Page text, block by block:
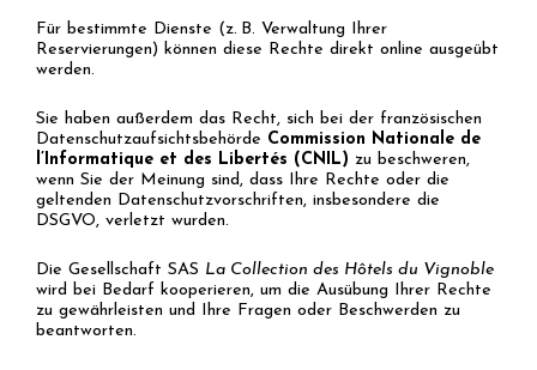
Für bestimmte Dienste (z. B. Verwaltung Ihrer
Reservierungen) können diese Rechte direkt online ausgeübt
werden.
Sie haben außerdem das Recht, sich bei der französischen
Datenschutzaufsichtsbehörde Commission Nationale de
l’Informatique et des Libertés (CNIL) zu beschweren,
wenn Sie der Meinung sind, dass Ihre Rechte oder die
geltenden Datenschutzvorschriften, insbesondere die
DSGVO, verletzt wurden.
Die Gesellschaft SAS La Collection des Hôtels du Vignoble
wird bei Bedarf kooperieren, um die Ausübung Ihrer Rechte
zu gewährleisten und Ihre Fragen oder Beschwerden zu
beantworten.